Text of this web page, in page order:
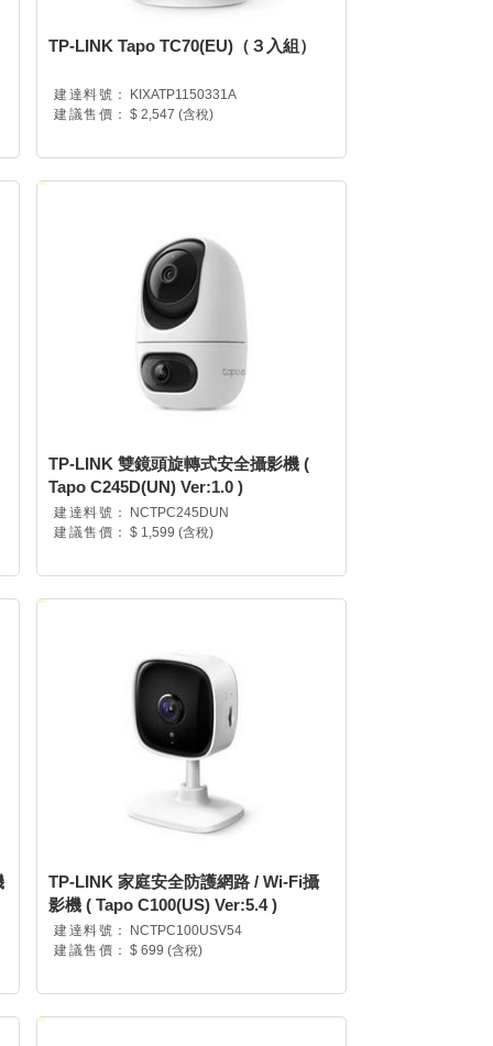
TP-LINK Tapo TC70(EU)（３入組）
建達料號：
KIXATP1150331A
建議售價： $ 2,547 (含稅)
TP-LINK 雙鏡頭旋轉式安全攝影機 (
Tapo C245D(UN) Ver:1.0 )
建達料號：
NCTPC245DUN
建議售價： $ 1,599 (含稅)
TP-LINK 家庭安全防護網路 / Wi-Fi攝
影機 ( Tapo C100(US) Ver:5.4 )
建達料號：
NCTPC100USV54
建議售價： $ 699 (含稅)